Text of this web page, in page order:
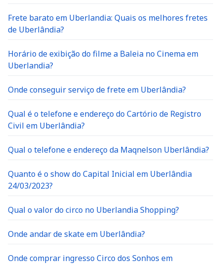
Frete barato em Uberlandia: Quais os melhores fretes
de Uberlândia?
Horário de exibição do filme a Baleia no Cinema em
Uberlandia?
Onde conseguir serviço de frete em Uberlândia?
Qual é o telefone e endereço do Cartório de Registro
Civil em Uberlândia?
Qual o telefone e endereço da Maqnelson Uberlândia?
Quanto é o show do Capital Inicial em Uberlândia
24/03/2023?
Qual o valor do circo no Uberlandia Shopping?
Onde andar de skate em Uberlândia?
Onde comprar ingresso Circo dos Sonhos em